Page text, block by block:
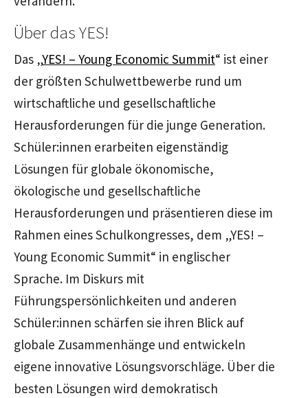
Über das YES!
Das „YES! – Young Economic Summit“ ist einer
der größten Schulwettbewerbe rund um
wirtschaftliche und gesellschaftliche
Herausforderungen für die junge Generation.
Schüler:innen erarbeiten eigenständig
Lösungen für globale ökonomische,
ökologische und gesellschaftliche
Herausforderungen und präsentieren diese im
Rahmen eines Schulkongresses, dem „YES! –
Young Economic Summit“ in englischer
Sprache. Im Diskurs mit
Führungspersönlichkeiten und anderen
Schüler:innen schärfen sie ihren Blick auf
globale Zusammenhänge und entwickeln
eigene innovative Lösungsvorschläge. Über die
besten Lösungen wird demokratisch